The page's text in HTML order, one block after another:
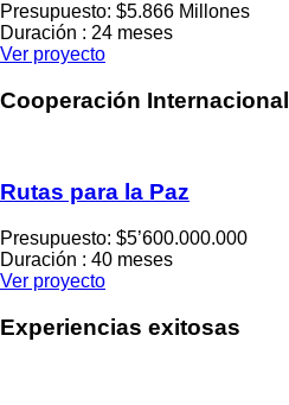
Presupuesto: $5.866 Millones
Duración : 24 meses
Ver proyecto
Cooperación Internacional
Rutas para la Paz
Presupuesto: $5’600.000.000
Duración : 40 meses
Ver proyecto
Experiencias exitosas